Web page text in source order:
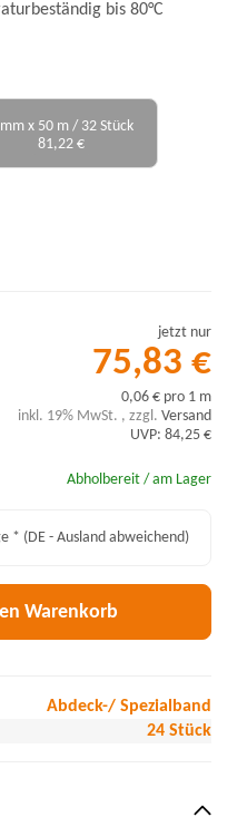
bis 80°C
x 50 m / 32 Stück
81,22 €
jetzt nur
75,83 €
0,06 € pro 1 m
inkl. 19% MwSt. , zzgl. Versand
UVP: 84,25 €
Abholbereit / am Lager
* (DE - Ausland abweichend)
Warenkorb
Abdeck-/ Spezialband
24 Stück